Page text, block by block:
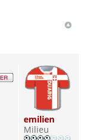
emilien
Milieu